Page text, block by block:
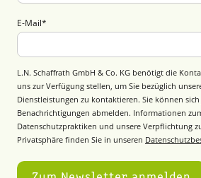
E-Mail*
L.N. Schaffrath GmbH & Co. KG benötigt die
uns zur Verfügung stellen, um Sie bezüglich
Dienstleistungen zu kontaktieren. Sie können
Benachrichtigungen abmelden. Informationen
Datenschutzpraktiken und unsere Verpflichtung
Privatsphäre finden Sie in unseren